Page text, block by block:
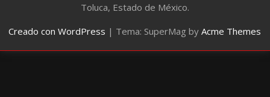
Toluca, Estado de México.
Creado con WordPress | Tema: SuperMag byAcme Themes